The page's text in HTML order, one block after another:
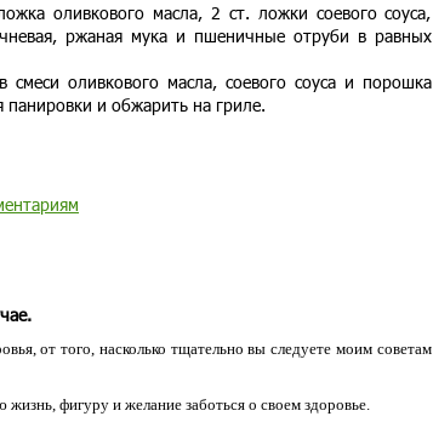
оливкового масла, 2 ст. ложки соевого соуса,
ржаная мука и пшеничные отруби в равных
смеси оливкового масла, соевого соуса и порошка
панировки и обжарить на гриле.
от того, насколько тщательно вы следуете моим советам
фигуру и желание заботься о своем здоровье.